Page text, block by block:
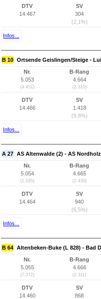
DTV
14.467
SV
304
(2,1%)
Infos...
B 10 Ortsende Geislingen/Steige -
Nr.
5.053
(4.451)
B-Rang
4.664
(2.310)
DTV
14.466
SV
1.418
(9,8%)
Infos...
A 27 AS Altenwalde (2) - AS
Nr.
5.054
(1.195)
B-Rang
4.665
(2.430)
DTV
14.464
SV
940
(6,5%)
Infos...
B 64 Altenbeken-Buke (L 828) - Bad
Nr.
5.055
(7.372)
B-Rang
4.666
(2.311)
DTV
14.460
SV
868